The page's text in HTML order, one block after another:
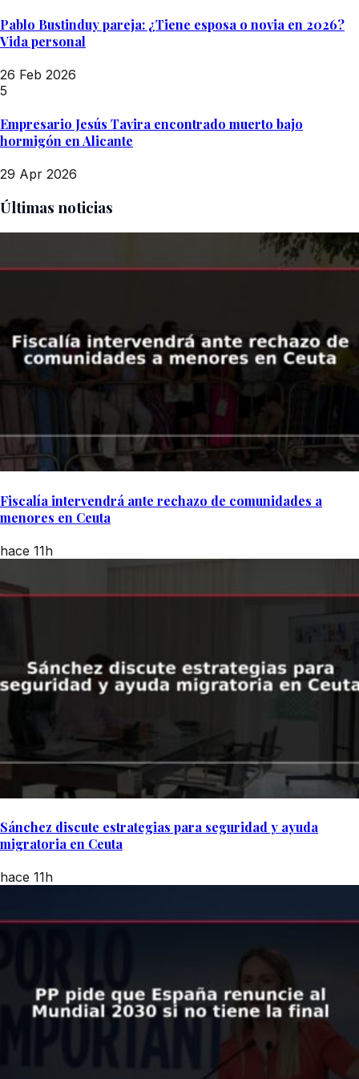
Pablo Bustinduy pareja: ¿Tiene esposa o novia en 2026?
Vida personal
26 Feb 2026
5
Empresario Jesús Tavira encontrado muerto bajo
hormigón en Alicante
29 Apr 2026
Últimas noticias
Fiscalía intervendrá ante rechazo de comunidades a
menores en Ceuta
hace 11h
Sánchez discute estrategias para seguridad y ayuda
migratoria en Ceuta
hace 11h